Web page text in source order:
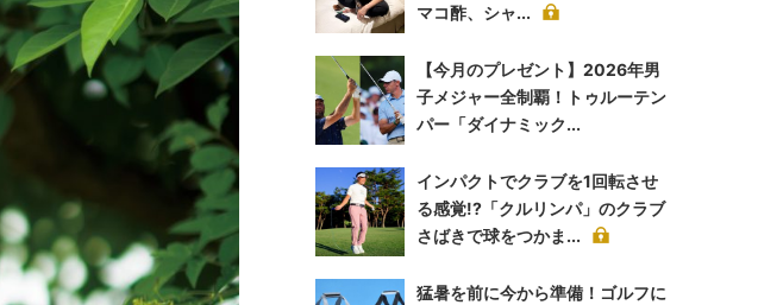
マコ酢、シャ...
【今月のプレゼント】2026年男
子メジャー全制覇！トゥルーテン
パー「ダイナミック...
インパクトでクラブを1回転させ
る感覚!?「クルリンパ」のクラブ
さばきで球をつかま...
猛暑を前に今から準備！ゴルフに